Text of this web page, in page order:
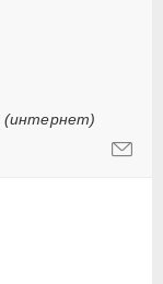
(интернет)